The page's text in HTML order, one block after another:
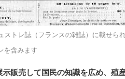
ストレ誌（フランスの雑誌）に載せら
を含みます
示販売して国民の知識を広め、殖